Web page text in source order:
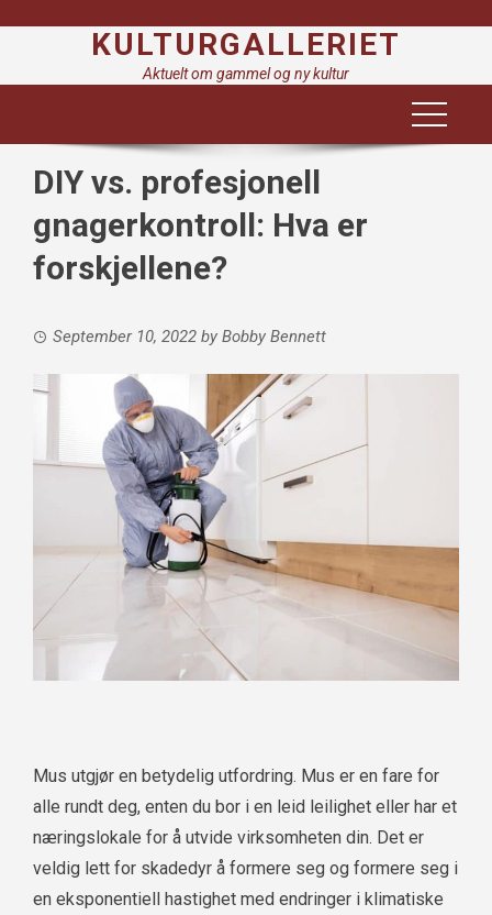
KULTURGALLERIET
Aktuelt om gammel og ny kultur
DIY vs. profesjonell
gnagerkontroll: Hva er
forskjellene?
September 10, 2022 by Bobby Bennett
Mus utgjør en betydelig utfordring. Mus er en fare for
alle rundt deg, enten du bor i en leid leilighet eller har et
næringslokale for å utvide virksomheten din. Det er
veldig lett for skadedyr å formere seg og formere seg i
en eksponentiell hastighet med endringer i klimatiske